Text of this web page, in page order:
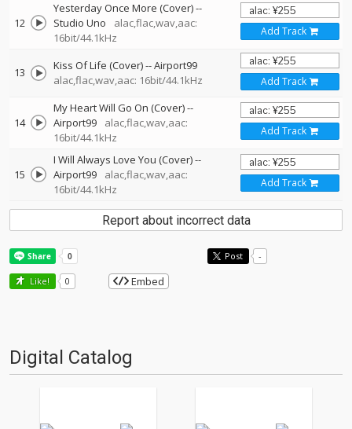
12
Yesterday Once More (Cover)--
Studio Uno
alac,flac,wav,aac:
16bit/44.1kHz
Add Track
13 Kiss Of Life (Cover)--Airport99
alac,flac,wav,aac: 16bit/44.1kHz
Add Track
14
My Heart Will Go On (Cover)--
Airport99
alac,flac,wav,aac:
16bit/44.1kHz
Add Track
15
I Will Always Love You (Cover)--
Airport99
alac,flac,wav,aac:
16bit/44.1kHz
Add Track
Report about incorrect data
Post -
Like! 0 Embed
Digital Catalog